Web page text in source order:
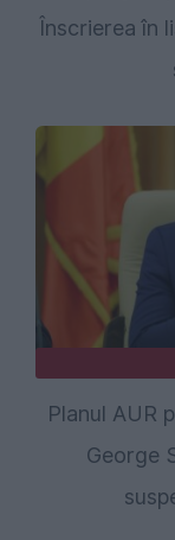
Înscrierea în
Planul AUR
George